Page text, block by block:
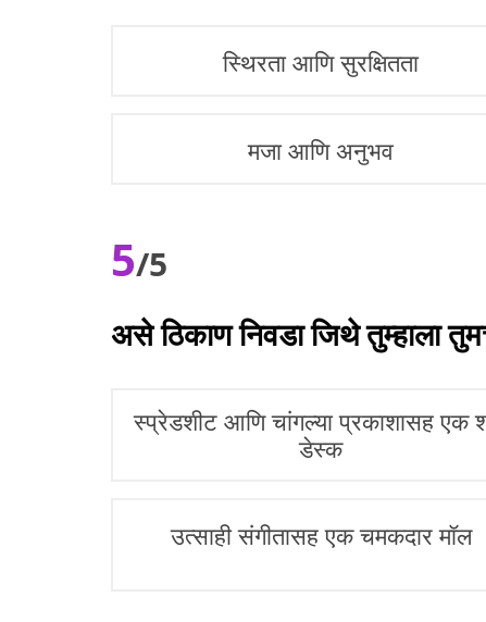
स्थिरता आणि सुरक्षितता
मजा आणि अनुभव
5/5
असे ठिकाण निवडा जिथे तुम्हाला
स्प्रेडशीट आणि चांगल्या प्रकाशासह एक
डेस्क
उत्साही संगीतासह एक चमकदार मॉल